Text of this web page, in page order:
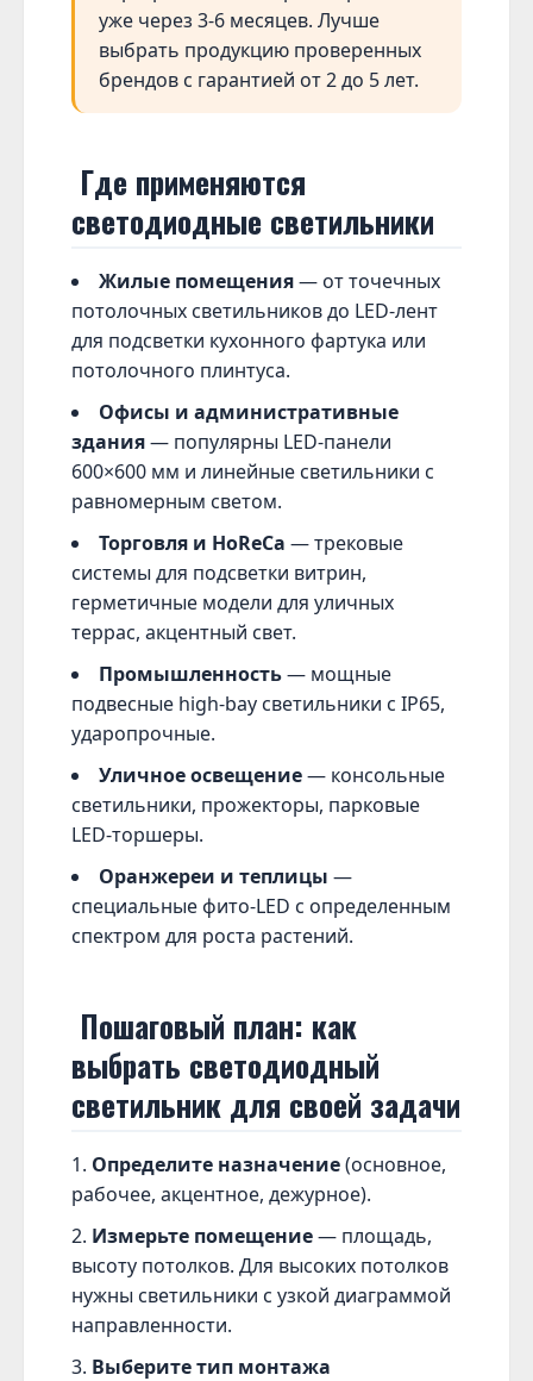
уже через 3-6 месяцев. Лучше
выбрать продукцию проверенных
брендов с гарантией от 2 до 5 лет.
Где применяются
светодиодные светильники
Жилые помещения— от точечных
потолочных светильников до LED-лент
для подсветки кухонного фартука или
потолочного плинтуса.
Офисы и административные
здания— популярны LED-панели
600×600 мм и линейные светильники с
равномерным светом.
Торговля и HoReCa — трековые
системы для подсветки витрин,
герметичные модели для уличных
террас, акцентный свет.
Промышленность— мощные
подвесные high-bay светильники с IP65,
ударопрочные.
Уличное освещение— консольные
светильники, прожекторы, парковые
LED-торшеры.
Оранжереи и теплицы —
специальные фито-LED с определенным
спектром для роста растений.
Пошаговый план: как
выбрать светодиодный
светильник для своей задачи
Определите назначение(основное,
рабочее, акцентное, дежурное).
Измерьте помещение— площадь,
высоту потолков. Для высоких потолков
нужны светильники с узкой диаграммой
направленности.
Выберите тип монтажа